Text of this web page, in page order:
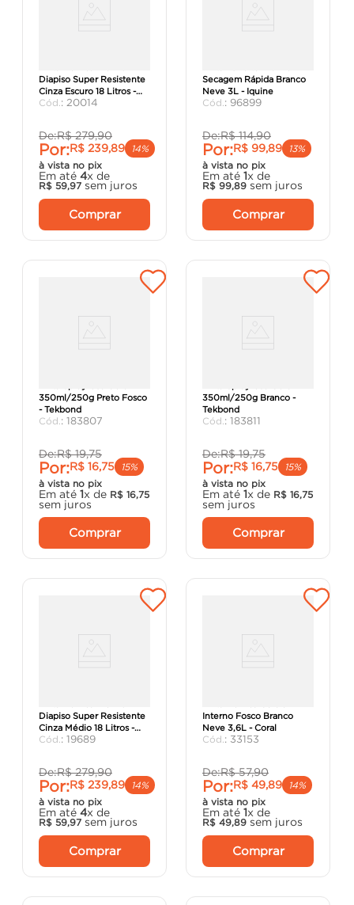
Diapiso Super Resistente
Cinza Escuro 18 Litros -
Iquine: 20014
De:R$ 279,90
Por:R$ 239,89
14%
à vista no pix
Em até 4x de
R$ 59,97 sem juros
Comprar
Secagem Rápida Branco
Neve 3L - Iquine
: 96899
De:R$ 114,90
Por:R$ 99,89
13%
à vista no pix
Em até 1x de
R$ 99,89 sem juros
Comprar
350ml/250g Preto Fosco
- Tekbond
: 183807
De:R$ 19,75
Por:R$ 16,75
15%
à vista no pix
Em até 1x de R$ 16,75
sem juros
Comprar
350ml/250g Branco -
Tekbond
: 183811
De:R$ 19,75
Por:R$ 16,75
15%
à vista no pix
Em até 1x de R$ 16,75
sem juros
Comprar
Diapiso Super Resistente
Cinza Médio 18 Litros -
Iquine: 19689
De:R$ 279,90
Por:R$ 239,89
14%
à vista no pix
Em até 4x de
R$ 59,97 sem juros
Comprar
Interno Fosco Branco
Neve 3,6L - Coral
: 33153
De:R$ 57,90
Por:R$ 49,89
14%
à vista no pix
Em até 1x de
R$ 49,89 sem juros
Comprar